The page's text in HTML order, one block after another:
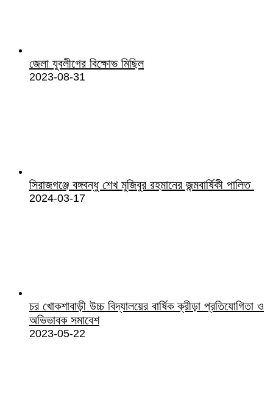
জেলা যুবলীগের বিক্ষোভ মিছিল
2023-08-31
সিরাজগঞ্জে বঙ্গবন্ধু শেখ মুজিবুর রহমানের জন্মবার্ষিকী পালিত
2024-03-17
চর খোকশাবাড়ী উচ্চ বিদ্যালয়ের বার্ষিক ক্রীড়া প্রতিযোগিতা ও
অভিভাবক সমাবেশ
2023-05-22